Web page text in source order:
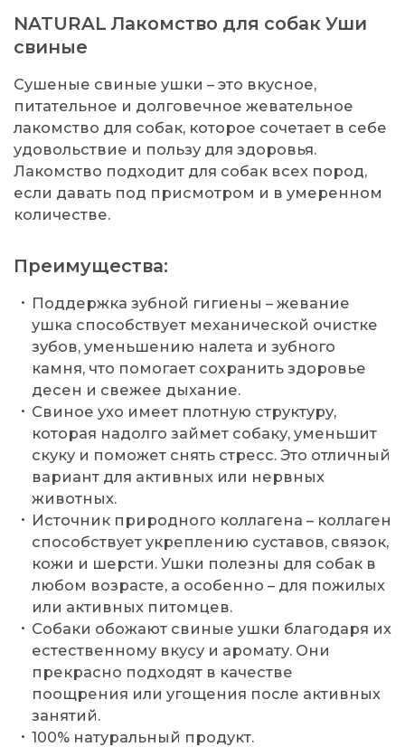
NATURAL Лакомство для собак Уши
свиные
Сушеные свиные ушки – это вкусное,
питательное и долговечное жевательное
лакомство для собак, которое сочетает в себе
удовольствие и пользу для здоровья.
Лакомство подходит для собак всех пород,
если давать под присмотром и в умеренном
количестве.
Преимущества:
Поддержка зубной гигиены – жевание
ушка способствует механической очистке
зубов, уменьшению налета и зубного
камня, что помогает сохранить здоровье
десен и свежее дыхание.
Свиное ухо имеет плотную структуру,
которая надолго займет собаку, уменьшит
скуку и поможет снять стресс. Это отличный
вариант для активных или нервных
животных.
Источник природного коллагена – коллаген
способствует укреплению суставов, связок,
кожи и шерсти. Ушки полезны для собак в
любом возрасте, а особенно – для пожилых
или активных питомцев.
Собаки обожают свиные ушки благодаря их
естественному вкусу и аромату. Они
прекрасно подходят в качестве
поощрения или угощения после активных
занятий.
100% натуральный продукт.